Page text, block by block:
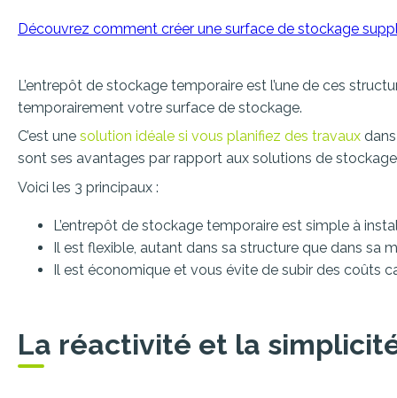
Découvrez comment créer une surface de stockage
L’entrepôt de stockage temporaire est l’une de ces
temporairement votre surface de stockage.
C’est une solution idéale si vous planifiez des travaux
sont ses avantages par rapport aux solutions de
Voici les 3 principaux :
L’entrepôt de stockage temporaire est simple à
Il est flexible, autant dans sa structure que dans sa
Il est économique et vous évite de subir des coûts
La réactivité et la